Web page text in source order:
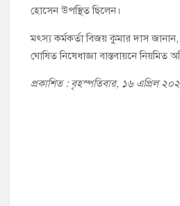
হোসেন উপস্থিত ছিলেন।
মৎস্য কর্মকর্তা বিজয় কুমার দাস
ঘোষিত নিষেধাজ্ঞা বাস্তবায়নে নিয়মিত
প্রকাশিত : বৃহস্পতিবার, ১৬ এপ্রিল